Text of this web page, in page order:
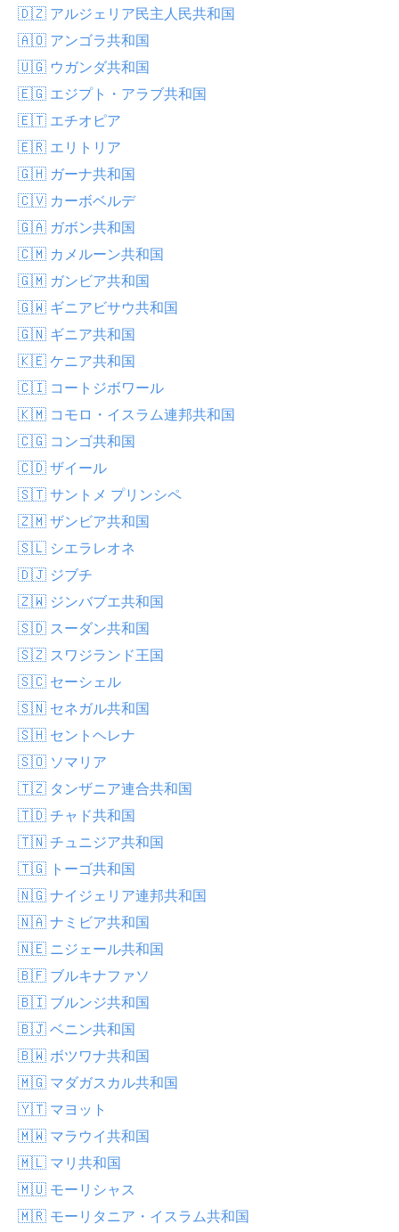
🇩🇿 アルジェリア民主人民共和国
🇦🇴 アンゴラ共和国
🇺🇬 ウガンダ共和国
🇪🇬 エジプト・アラブ共和国
🇪🇹 エチオピア
🇪🇷 エリトリア
🇬🇭 ガーナ共和国
🇨🇻 カーボベルデ
🇬🇦 ガボン共和国
🇨🇲 カメルーン共和国
🇬🇲 ガンビア共和国
🇬🇼 ギニアビサウ共和国
🇬🇳 ギニア共和国
🇰🇪 ケニア共和国
🇨🇮 コートジボワール
🇰🇲 コモロ・イスラム連邦共和国
🇨🇬 コンゴ共和国
🇨🇩 ザイール
🇸🇹 サントメ プリンシペ
🇿🇲 ザンビア共和国
🇸🇱 シエラレオネ
🇩🇯 ジブチ
🇿🇼 ジンバブエ共和国
🇸🇩 スーダン共和国
🇸🇿 スワジランド王国
🇸🇨 セーシェル
🇸🇳 セネガル共和国
🇸🇭 セントヘレナ
🇸🇴 ソマリア
🇹🇿 タンザニア連合共和国
🇹🇩 チャド共和国
🇹🇳 チュニジア共和国
🇹🇬 トーゴ共和国
🇳🇬 ナイジェリア連邦共和国
🇳🇦 ナミビア共和国
🇳🇪 ニジェール共和国
🇧🇫 ブルキナファソ
🇧🇮 ブルンジ共和国
🇧🇯 ベニン共和国
🇧🇼 ボツワナ共和国
🇲🇬 マダガスカル共和国
🇾🇹 マヨット
🇲🇼 マラウイ共和国
🇲🇱 マリ共和国
🇲🇺 モーリシャス
🇲🇷 モーリタニア・イスラム共和国